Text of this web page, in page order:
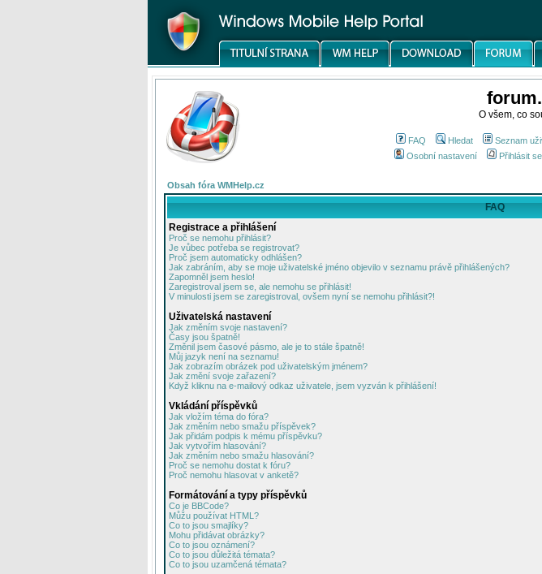
O všem, co
FAQ Hledat Seznam
Osobní nastavení
Přihlásit
Obsah fóra WMHelp.cz
FAQ
Registrace a přihlášení
Proč se nemohu přihlásit?
Je vůbec potřeba se registrovat?
Proč jsem automaticky odhlášen?
Jak zabráním, aby se moje uživatelské jméno objevilo v seznamu právě přihlášených?
Zapomněl jsem heslo!
Zaregistroval jsem se, ale nemohu se přihlásit!
V minulosti jsem se zaregistroval, ovšem nyní se nemohu přihlásit?!
Uživatelská nastavení
Jak změním svoje nastavení?
Časy jsou špatně!
Změnil jsem časové pásmo, ale je to stále špatně!
Můj jazyk není na seznamu!
Jak zobrazím obrázek pod uživatelským jménem?
Jak změní svoje zařazení?
Když kliknu na e-mailový odkaz uživatele, jsem vyzván k přihlášení!
Vkládání příspěvků
Jak vložím téma do fóra?
Jak změním nebo smažu příspěvek?
Jak přidám podpis k mému příspěvku?
Jak vytvořím hlasování?
Jak změním nebo smažu hlasování?
Proč se nemohu dostat k fóru?
Proč nemohu hlasovat v anketě?
Formátování a typy příspěvků
Co je BBCode?
Můžu používat HTML?
Co to jsou smajlíky?
Mohu přidávat obrázky?
Co to jsou oznámení?
Co to jsou důležitá témata?
Co to jsou uzamčená témata?